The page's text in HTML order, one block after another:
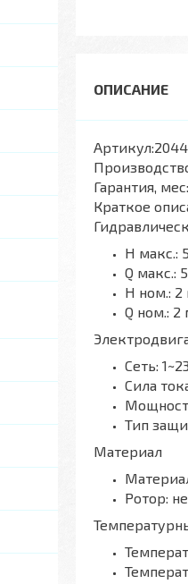
Артикул:
Гарантия, мес:
Краткое
H макс.:
Q макс.:
H ном.: 2
Q ном.: 2
Сеть:
Сила
Тип
Материал
Ротор: